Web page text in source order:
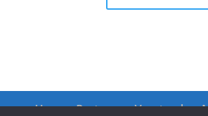
Unsere Partner Vorstand